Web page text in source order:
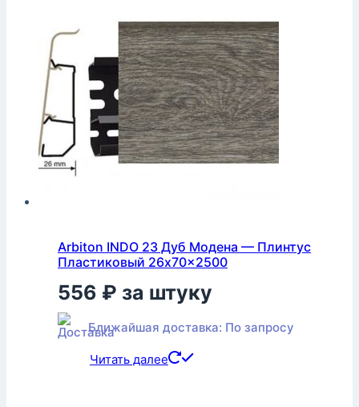
Arbiton INDO 23 Дуб Модена — Плинтус
Пластиковый 26x70x2500
556 ₽ за штуку
Ближайшая доставка: По запросу
Читать далее